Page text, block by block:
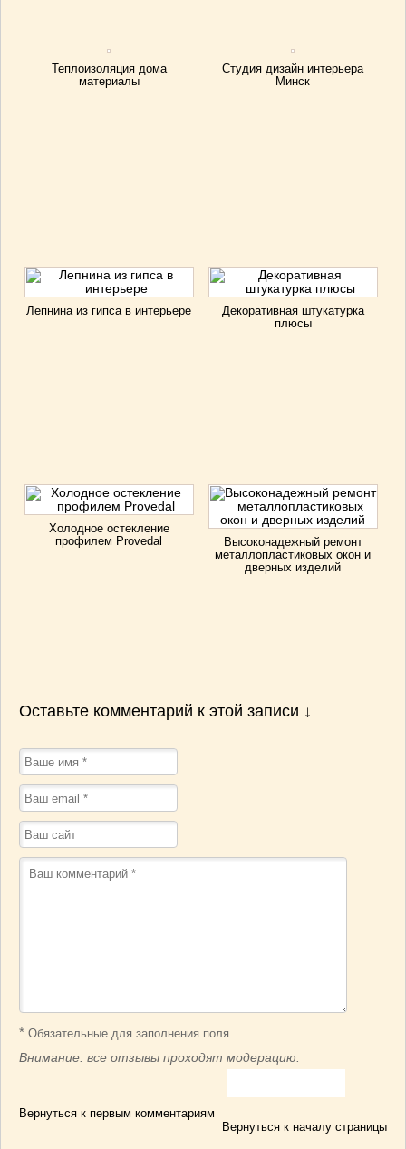
Теплоизоляция дома
материалы
Студия дизайн интерьера
Минск
Лепнина из гипса в интерьере
Декоративная штукатурка
плюсы
Холодное остекление
профилем Provedal
Высоконадежный ремонт
металлопластиковых окон и
дверных изделий
Оставьте комментарий к этой записи ↓
* Обязательные для заполнения поля
Внимание: все отзывы проходят модерацию.
Вернуться к первым комментариям
Вернуться к началу страницы